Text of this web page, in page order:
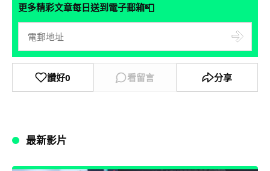
更多精彩文章每日送到電子郵箱📮
讚好0 看留言 分享
最新影片